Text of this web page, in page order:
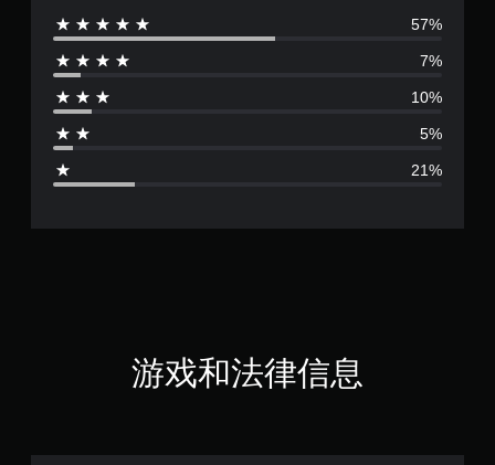
评
价
4
57%
7%
10%
5%
21%
游戏和法律信息